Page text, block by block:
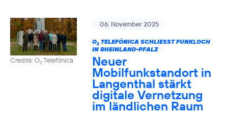
Credits: O2Telefónica
06. November 2025
O2TELEFÓNICA SCHLIESST FUNKLOCH I
N RHEINLAND-PFALZ
Neuer
Mobilfunkstandort in
Langenthal stärkt
digitale Vernetzung
im ländlichen Raum